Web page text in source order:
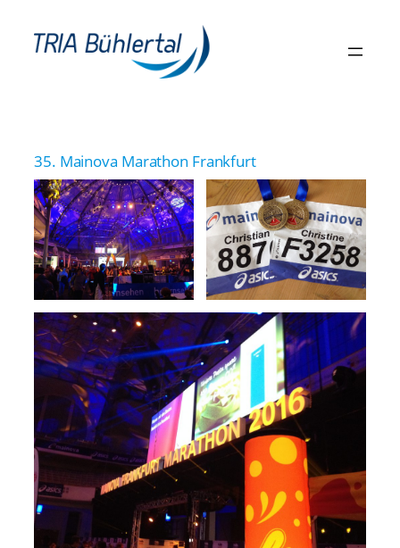
Inhalt
springen
35. Mainova Marathon Frankfurt